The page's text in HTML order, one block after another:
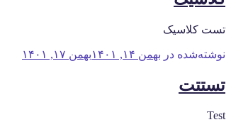
تست کلاسیک
نوشته‌شده در بهمن ۱۴, ۱۴۰۱ بهمن ۱۷, ۱۴۰۱
تستتت
Test